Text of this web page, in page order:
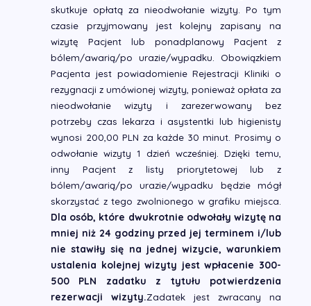
skutkuje opłatą za nieodwołanie wizyty. Po tym
czasie przyjmowany jest kolejny zapisany na
wizytę Pacjent lub ponadplanowy Pacjent z
bólem/awarią/po urazie/wypadku. Obowiązkiem
Pacjenta jest powiadomienie Rejestracji Kliniki o
rezygnacjiz umówionej wizyty, ponieważ opłata za
nieodwołanie wizyty i zarezerwowany bez
potrzeby czas lekarza i asystentki lub higienisty
wynosi 200,00 PLN za każde 30 minut. Prosimy o
odwołanie wizyty 1 dzień wcześniej. Dzięki temu,
inny Pacjent z listy priorytetowej lub z
bólem/awarią/po urazie/wypadku będzie mógł
skorzystać z tego zwolnionego w grafiku miejsca.
Dla osób, które dwukrotnie odwołały wizytę na
mniej niż 24 godziny przed jej terminem i/lub
nie stawiły się na jednej wizycie, warunkiem
ustalenia kolejnej wizyty jest wpłacenie 300-
500 PLN zadatku z tytułu potwierdzenia
rezerwacji wizyty.Zadatek jest zwracany na